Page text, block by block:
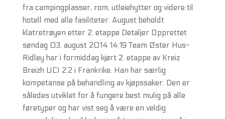
fra campingplasser, rom, utleiehytter og videre til
hotell med alle fasiliteter. August beholdt
klatretrøyen etter 2. etappe Detaljer Opprettet
søndag 03. august 2014 14:19 Team Øster Hus-
Ridley har i formiddag kjørt 2. etappe av Kreiz
Breizh UCI 2.2 i Frankrike. Han har særlig
kompetanse på behandling av kjøpssaker. Den er
således utviklet for å fungere best mulig på alle
føretyper og har vist seg å være en veldig